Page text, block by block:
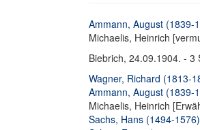
Ammann, August (1839-
Michaelis, Heinrich
Biebrich, 24.09.1904. -
Wagner, Richard (1813-
Ammann, August (1839-
Michaelis, Heinrich
Sachs, Hans (1494-1576)